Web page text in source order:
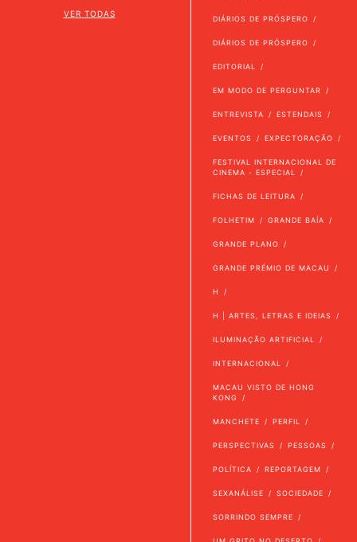
VER TODAS
DIÁRIOS DE PRÓSPERO
DIÁRIOS DE PRÓSPERO
EDITORIAL
EM MODO DE PERGUNTAR
ENTREVISTA ESTENDAIS
EVENTOS EXPECTORAÇÃO
FESTIVAL INTERNACIONAL DE
CINEMA - ESPECIAL
FICHAS DE LEITURA
FOLHETIM GRANDE BAÍA
GRANDE PLANO
GRANDE PRÉMIO DE MACAU
H
H | ARTES, LETRAS E IDEIAS
ILUMINAÇÃO ARTIFICIAL
INTERNACIONAL
MACAU VISTO DE HONG
KONG
MANCHETE PERFIL
PERSPECTIVAS PESSOAS
POLÍTICA REPORTAGEM
SEXANÁLISE SOCIEDADE
SORRINDO SEMPRE